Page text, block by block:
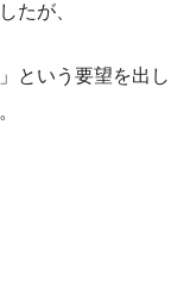
たが、
という要望を出し